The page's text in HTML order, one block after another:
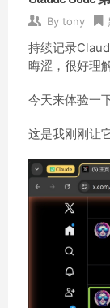
By tony
持续记录
晦涩，很好理
今天来体验一
这是我刚刚让